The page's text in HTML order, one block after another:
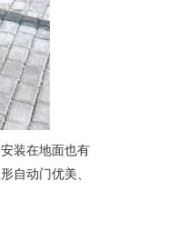
装在地面也有
自动门优美、